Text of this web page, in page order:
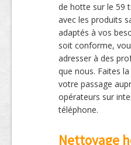
de hotte sur le 59
avec les produits
adaptés à vos
soit conforme,
adresser à des
que nous. Faites
votre passage
opérateurs sur
téléphone.
Nettoyage